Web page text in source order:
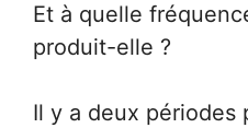
Et à quelle
produit-elle ?
Il y a deux périodes